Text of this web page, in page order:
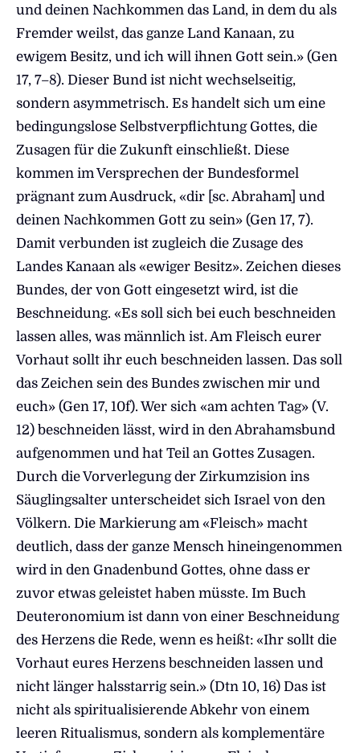
und deinen Nachkommen das Land, in dem du als
Fremder weilst, das ganze Land Kanaan, zu
ewigem Besitz, und ich will ihnen Gott sein.» (Gen
17, 7–8). Dieser Bund ist nicht wechselseitig,
sondern asymmetrisch. Es handelt sich um eine
bedingungslose Selbstverpflichtung Gottes, die
Zusagen für die Zukunft einschließt. Diese
kommen im Versprechen der Bundesformel
prägnant zum Ausdruck, «dir [sc. Abraham] und
deinen Nachkommen Gott zu sein» (Gen 17, 7).
Damit verbunden ist zugleich die Zusage des
Landes Kanaan als «ewiger Besitz». Zeichen dieses
Bundes, der von Gott eingesetzt wird, ist die
Beschneidung. «Es soll sich bei euch beschneiden
lassen alles, was männlich ist. Am Fleisch eurer
Vorhaut sollt ihr euch beschneiden lassen. Das soll
das Zeichen sein des Bundes zwischen mir und
euch» (Gen 17, 10f). Wer sich «am achten Tag» (V.
12) beschneiden lässt, wird in den Abrahamsbund
aufgenommen und hat Teil an Gottes Zusagen.
Durch die Vorverlegung der Zirkumzision ins
Säuglingsalter unterscheidet sich Israel von den
Völkern. Die Markierung am «Fleisch» macht
deutlich, dass der ganze Mensch hineingenommen
wird in den Gnadenbund Gottes, ohne dass er
zuvor etwas geleistet haben müsste. Im Buch
Deuteronomium ist dann von einer Beschneidung
des Herzens die Rede, wenn es heißt: «Ihr sollt die
Vorhaut eures Herzens beschneiden lassen und
nicht länger halsstarrig sein.» (Dtn 10, 16) Das ist
nicht als spiritualisierende Abkehr von einem
leeren Ritualismus, sondern als komplementäre